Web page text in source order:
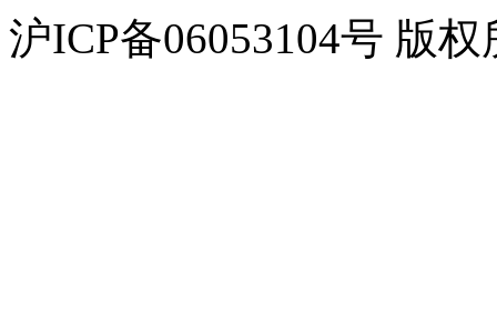
沪ICP备06053104号 版